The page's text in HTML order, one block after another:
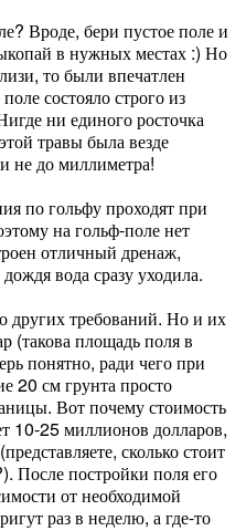
Вроде, бери пустое поле и
в нужных местах :) Но
то были впечатлен
состояло строго из
ни единого росточка
травы была везде
не до миллиметра!
по гольфу проходят при
на гольф-поле нет
отличный дренаж,
вода сразу уходила.
других требований. Но и их
(такова площадь поля в
понятно, ради чего при
20 см грунта просто
Вот почему стоимость
10-25 миллионов долларов,
сколько стоит
После постройки поля его
от необходимой
раз в неделю, а где-то